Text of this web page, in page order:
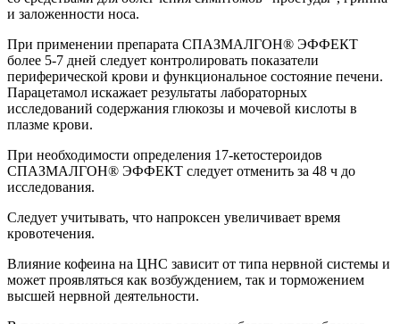
и заложенности носа.
При применении препарата СПАЗМАЛГОН® ЭФФЕКТ
более 5-7 дней следует контролировать показатели
периферической крови и функциональное состояние печени.
Парацетамол искажает результаты лабораторных
исследований содержания глюкозы и мочевой кислоты в
плазме крови.
При необходимости определения 17-кетостероидов
СПАЗМАЛГОН® ЭФФЕКТ следует отменить за 48 ч до
исследования.
Следует учитывать, что напроксен увеличивает время
кровотечения.
Влияние кофеина на ЦНС зависит от типа нервной системы и
может проявляться как возбуждением, так и торможением
высшей нервной деятельности.